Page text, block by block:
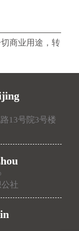
商业用途，转
13号院3号楼
社